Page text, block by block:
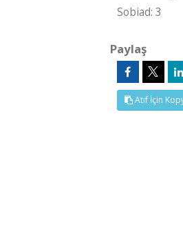
Sobiad: 3
Paylaş
Atıf İçin